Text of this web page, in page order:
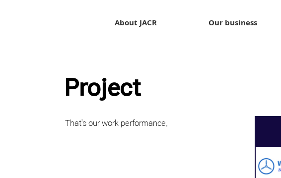
About JACR Our business
Project
That's our work performance.